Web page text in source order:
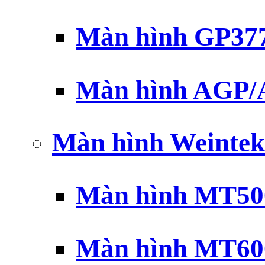
Màn hình
Màn hình AGP/
Màn hình
Màn hình
Màn hình